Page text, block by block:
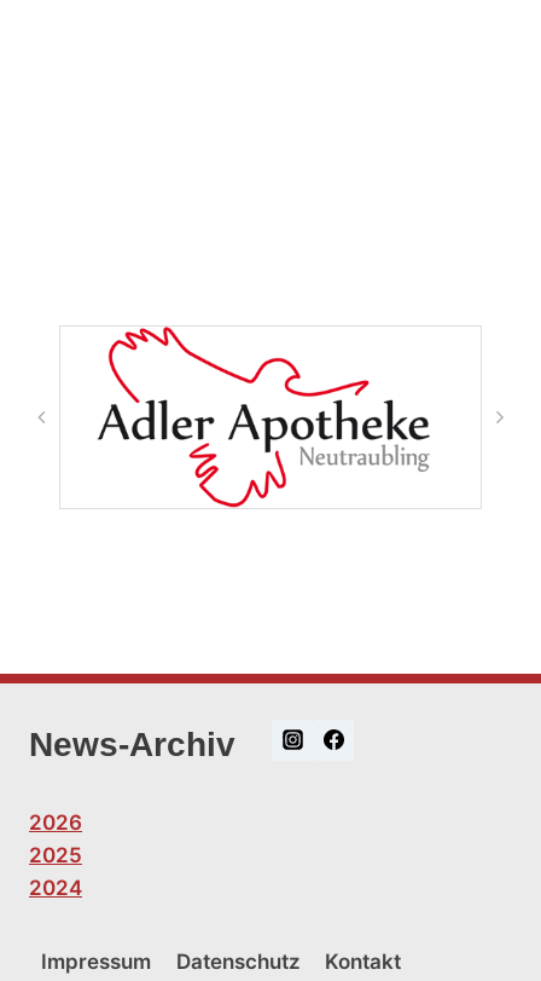
News-Archiv
2026
2025
2024
Impressum Datenschutz Kontakt